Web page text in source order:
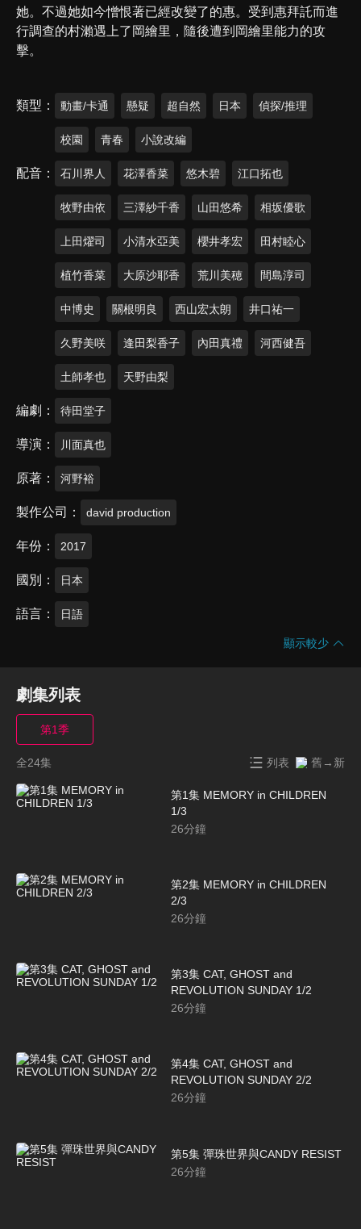
她。不過她如今憎恨著已經改變了的惠。受到惠拜託而進
行調查的村瀨遇上了岡繪里，隨後遭到岡繪里能力的攻
擊。
類型 動畫/卡通 懸疑 超自然 日本 偵探/推理
校園 青春 小說改編
配音 石川界人 花澤香菜 悠木碧 江口拓也
牧野由依 三澤紗千香 山田悠希 相坂優歌
上田燿司 小清水亞美 櫻井孝宏 田村睦心
植竹香菜 大原沙耶香 荒川美穂 間島淳司
中博史 關根明良 西山宏太朗 井口祐一
久野美咲 逢田梨香子 內田真禮 河西健吾
土師孝也 天野由梨
編劇 待田堂子
導演 川面真也
原著 河野裕
製作公司 david production
年份 2017
國別 日本
語言 日語
顯示較少
劇集列表
第1季
全24集 列表 舊→新
第1集 MEMORY in CHILDREN
1/3
26分鐘
第2集 MEMORY in CHILDREN
2/3
26分鐘
第3集 CAT, GHOST and
REVOLUTION SUNDAY 1/2
26分鐘
第4集 CAT, GHOST and
REVOLUTION SUNDAY 2/2
26分鐘
第5集 彈珠世界與CANDY RESIST
26分鐘